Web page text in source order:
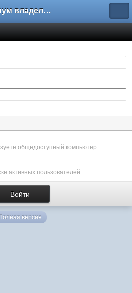
Форум владельцев интернет-магазинов
общедоступный компьютер
активных пользователей
версия